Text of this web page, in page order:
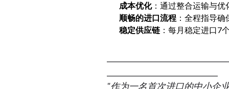
成本优化：通过整合运输与优
顺畅的进口流程 ：全程指导
稳定供应链 ：每月稳定进口7
"作为一名首次进口的中小企